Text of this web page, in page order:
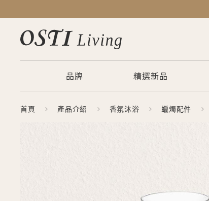
品牌 精選新品
首頁 產品介紹 香氛沐浴 蠟燭配件